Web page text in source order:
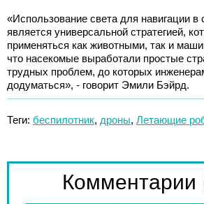
«Использование света для навигации
является универсальной стратегией,
применяться как животными, так и
что насекомые выработали простые
трудных проблем, до которых
додуматься», - говорит Эмили Бэйрд.
Теги: беспилотник, дроны, Летающие
Комментарии